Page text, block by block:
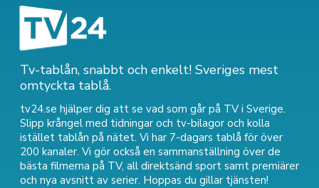
Tv-tablån, snabbt och enkelt! Sveriges mest
omtyckta tablå.
tv24.se hjälper dig att se vad som går på TV i Sverige.
Slipp krångel med tidningar och tv-bilagor och kolla
istället tablån på nätet. Vi har 7-dagars tablå för över
200 kanaler. Vi gör också en sammanställning över de
bästa filmerna på TV, all direktsänd sport samt premiärer
och nya avsnitt av serier. Hoppas du gillar tjänsten!